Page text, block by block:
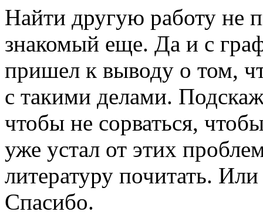
Найти другую работу не
знакомый еще. Да и с
пришел к выводу о том,
с такими делами.
чтобы не сорваться,
уже устал от этих
литературу почитать.
Спасибо.